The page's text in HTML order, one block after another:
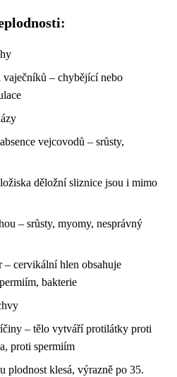
vaječníků – chybějící nebo
vejcovodů – srůsty,
děložní sliznice jsou i mimo
– srůsty, myomy, nesprávný
cervikální hlen obsahuje
bakterie
– tělo vytváří protilátky proti
proti spermiím
plodnost klesá, výrazně po 35.